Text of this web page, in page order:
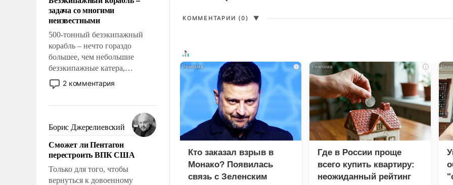
адаптироваться.
задача со многими
неизвестными
500-тонный безэкипажный
корабль – нечто гораздо
большее, чем небольшие
безэкипажные катера,
применение которых уже
стало обыденностью. Задача по
сложна и амбициозна. Однако
и ее реализация радикально
поднимет наши боевые
возможности.
2 комментария
Борис Джерелиевский
Сможет ли Пентагон
перестроить ВПК США
Только для того, чтобы
вернуться к довоенному
КОММЕНТАРИИ (0) ▼
i
Кто заказал взрыв в
Монако? Появилась
связь с Зеленским
i
Где в России проще
всего купить квартиру:
неожиданный рейтинг